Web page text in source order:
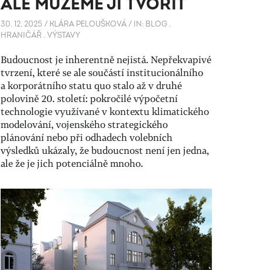
ALE MŮŽEME JI TVOŘIT
30. 12. 2025 / KLÁRA PELOUŠKOVÁ / IN: BLOG .
HRANIČÁŘ .VÝSTAVY
Budoucnost je inherentně nejistá. Nepřekvapivé
tvrzení, které se ale součástí institucionálního
a korporátního statu quo stalo až v druhé
polovině 20. století: pokročilé výpočetní
technologie využívané v kontextu klimatického
modelování, vojenského strategického
plánování nebo při odhadech volebních
výsledků ukázaly, že budoucnost není jen jedna,
ale že je jich potenciálně mnoho.